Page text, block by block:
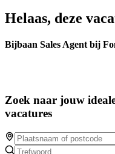
Helaas, deze
Bijbaan Sales Agent bij
Zoek naar jouw
vacatures